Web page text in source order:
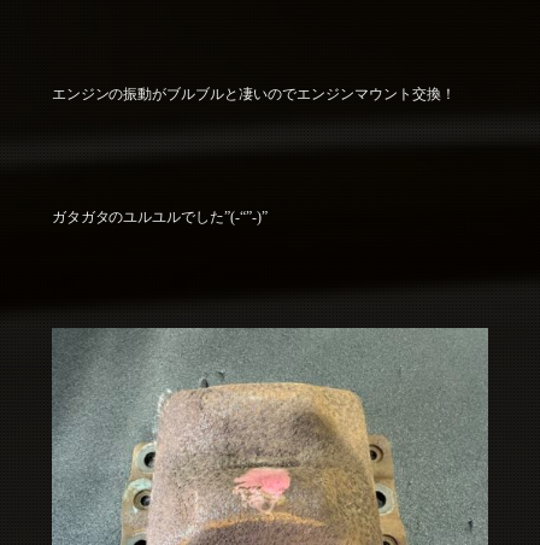
エンジンの振動がブルブルと凄いのでエンジンマウント交換！
ガタガタのユルユルでした”(-“”-)”